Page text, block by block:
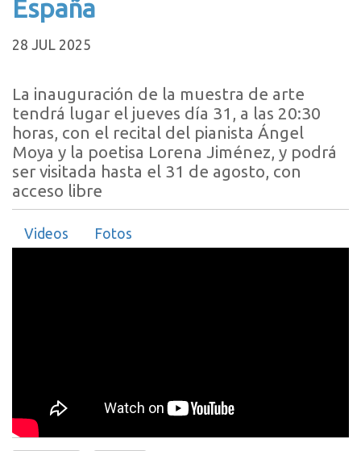
España
28 JUL 2025
La inauguración de la muestra de arte
tendrá lugar el jueves día 31, a las 20:30
horas, con el recital del pianista Ángel
Moya y la poetisa Lorena Jiménez, y podrá
ser visitada hasta el 31 de agosto, con
acceso libre
Videos Fotos